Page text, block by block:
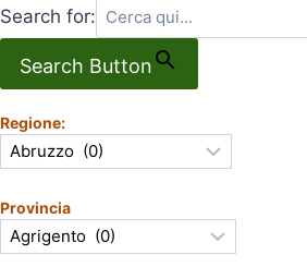
Search for:
Search Button
Regione:
Provincia